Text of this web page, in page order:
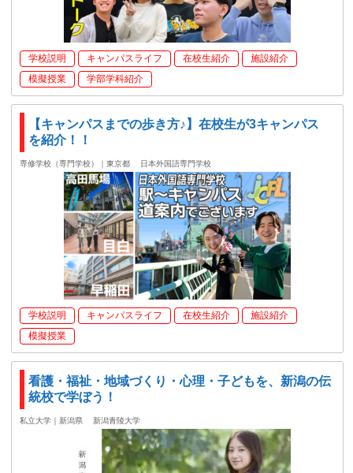
学校説明 キャンパスライフ 在校生紹介
施設紹介
模擬授業
学部学科紹介
【キャンパスまでの歩き方♪】在校生が3キャンパス
を紹介！！
専修学校（専門学校）｜東京都 日本外国語専門学校
学校説明 キャンパスライフ 在校生紹介
施設紹介
模擬授業
看護・福祉・地域づくり・心理・子どもを、新潟の伝
統校で学ぼう！
私立大学｜新潟県 新潟青陵大学